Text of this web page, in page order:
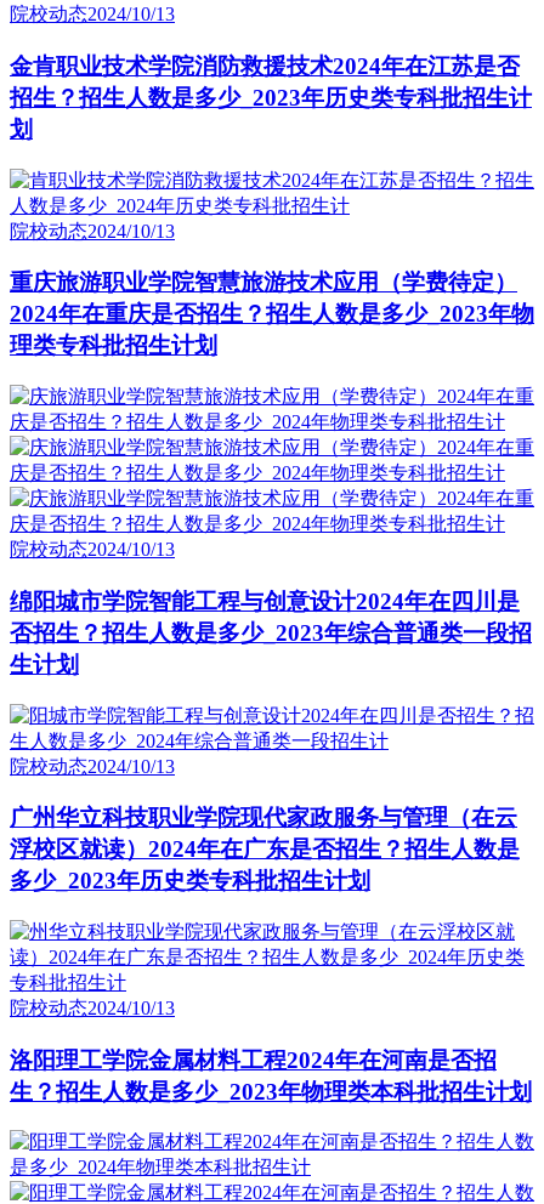
院校动态2024/10/13
金肯职业技术学院消防救援技术2024年在江苏是否
招生？招生人数是多少_2023年历史类专科批招生计
划
院校动态2024/10/13
重庆旅游职业学院智慧旅游技术应用（学费待定）
2024年在重庆是否招生？招生人数是多少_2023年物
理类专科批招生计划
院校动态2024/10/13
绵阳城市学院智能工程与创意设计2024年在四川是
否招生？招生人数是多少_2023年综合普通类一段招
生计划
院校动态2024/10/13
广州华立科技职业学院现代家政服务与管理（在云
浮校区就读）2024年在广东是否招生？招生人数是
多少_2023年历史类专科批招生计划
院校动态2024/10/13
洛阳理工学院金属材料工程2024年在河南是否招
生？招生人数是多少_2023年物理类本科批招生计划